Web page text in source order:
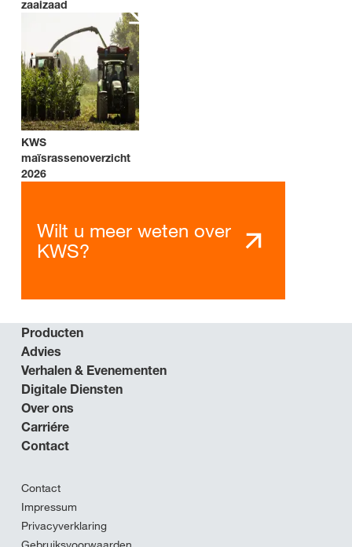
zaaizaad
KWS
maïsrassenoverzicht
2026
Wilt u meer weten over
KWS?
Producten
Advies
Verhalen & Evenementen
Digitale Diensten
Over ons
Carriére
Contact
Contact
Impressum
Privacyverklaring